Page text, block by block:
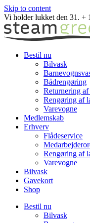
Skip to content
Vi holder lukket den 31. +
Bestil nu
Bilvask
Bådrengøring
Returnering
Rengøring af
Varevogne
Medlemskab
Erhverv
Flådeservice
Rengøring af
Varevogne
Bilvask
Gavekort
Shop
Bestil nu
Bilvask